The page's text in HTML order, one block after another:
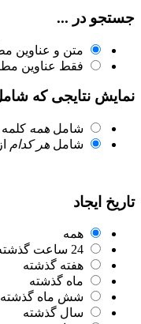
جستجو در ...
متن و عناوین
فقط عناوین
نمایش نتایجی که
شامل همه
شامل هر کدام
تاریخ ایجاد
همه
24 ساعت گذشته
هفته گذشته
ماه گذشته
شش ماه گذشته
سال گذشته